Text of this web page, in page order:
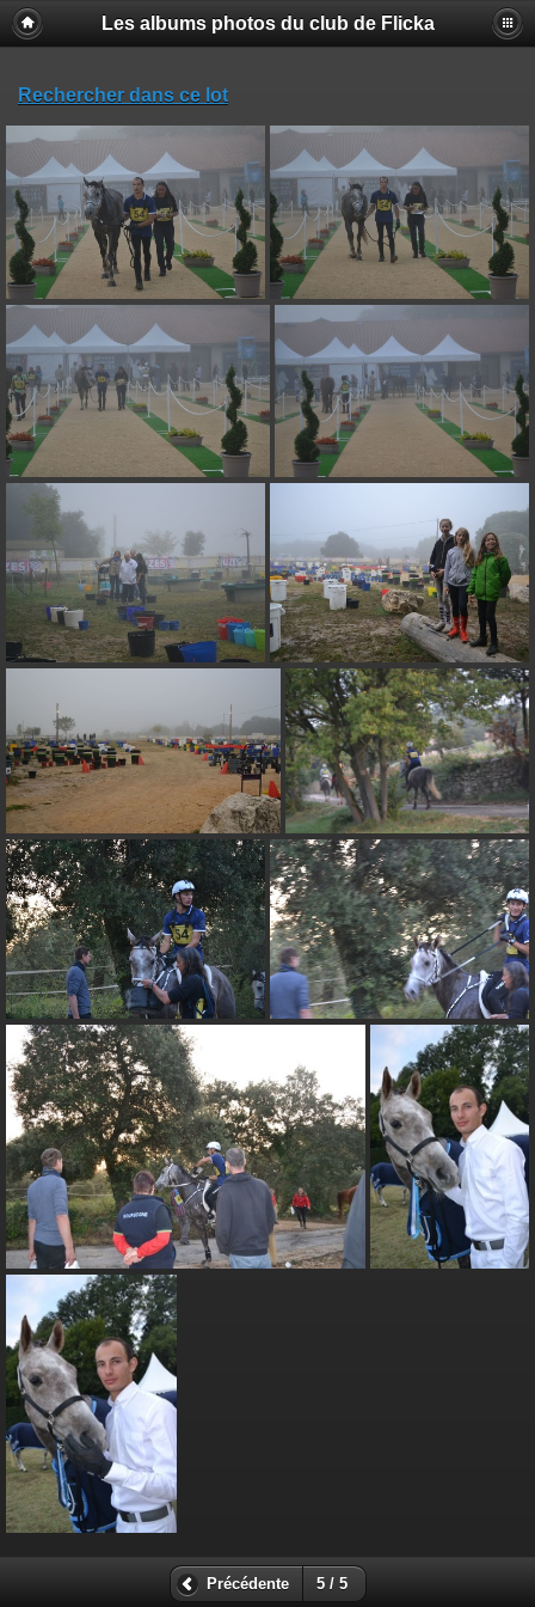
Les albums photos du club de Flicka
Rechercher dans ce lot
Précédente 5 / 5